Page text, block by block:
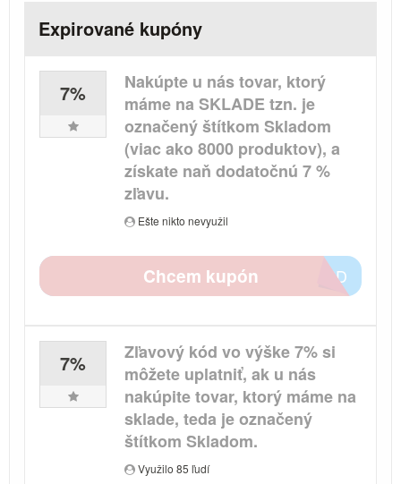
Expirované kupóny
7%
Nakúpte u nás tovar, ktorý
máme na SKLADE tzn. je
označený štítkom Skladom
(viac ako 8000 produktov), a
získate naň dodatočnú 7 %
zľavu.
Ešte nikto nevyužil
8D6D
Chcem kupón
7%
Zľavový kód vo výške 7% si
môžete uplatniť, ak u nás
nakúpite tovar, ktorý máme na
sklade, teda je označený
štítkom Skladom.
Využilo 85 ľudí